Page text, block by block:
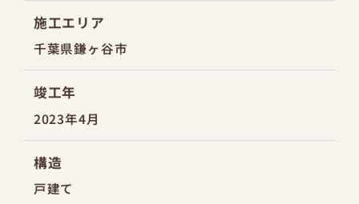
施工エリア
千葉県鎌ヶ谷市
竣工年
2023年4月
構造
戸建て